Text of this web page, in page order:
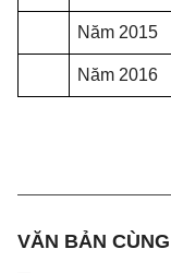
Năm 2015
Năm 2016
VĂN BẢN